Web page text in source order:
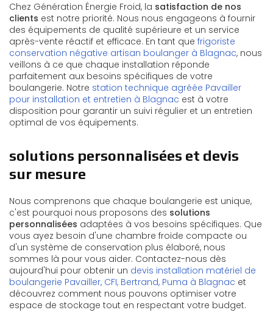
Chez Génération Énergie Froid, la satisfaction de nos
clients est notre priorité. Nous nous engageons à fournir
des équipements de qualité supérieure et un service
après-vente réactif et efficace. En tant que frigoriste
conservation négative artisan boulanger à Blagnac, nous
veillons à ce que chaque installation réponde
parfaitement aux besoins spécifiques de votre
boulangerie. Notre station technique agréée Pavailler
pour installation et entretien à Blagnac est à votre
disposition pour garantir un suivi régulier et un entretien
optimal de vos équipements.
solutions personnalisées et devis
sur mesure
Nous comprenons que chaque boulangerie est unique,
c'est pourquoi nous proposons des solutions
personnalisées adaptées à vos besoins spécifiques. Que
vous ayez besoin d'une chambre froide compacte ou
d'un système de conservation plus élaboré, nous
sommes là pour vous aider. Contactez-nous dès
aujourd'hui pour obtenir un devis installation matériel de
boulangerie Pavailler, CFI, Bertrand, Puma à Blagnac et
découvrez comment nous pouvons optimiser votre
espace de stockage tout en respectant votre budget.